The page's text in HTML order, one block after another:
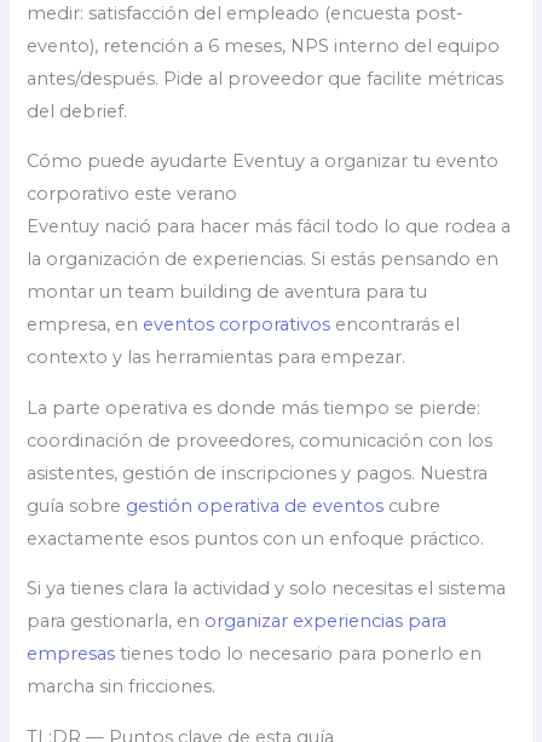
medir: satisfacción del empleado (encuesta post-
evento), retención a 6 meses, NPS interno del equipo
antes/después. Pide al proveedor que facilite métricas
del debrief.
Cómo puede ayudarte Eventuy a organizar tu evento
corporativo este verano
Eventuy nació para hacer más fácil todo lo que rodea a
la organización de experiencias. Si estás pensando en
montar un team building de aventura para tu
empresa, en eventos corporativos encontrarás el
contexto y las herramientas para empezar.
La parte operativa es donde más tiempo se pierde:
coordinación de proveedores, comunicación con los
asistentes, gestión de inscripciones y pagos. Nuestra
guía sobre gestión operativa de eventos cubre
exactamente esos puntos con un enfoque práctico.
Si ya tienes clara la actividad y solo necesitas el sistema
para gestionarla, en organizar experiencias para
empresas tienes todo lo necesario para ponerlo en
marcha sin fricciones.
TL;DR — Puntos clave de esta guía